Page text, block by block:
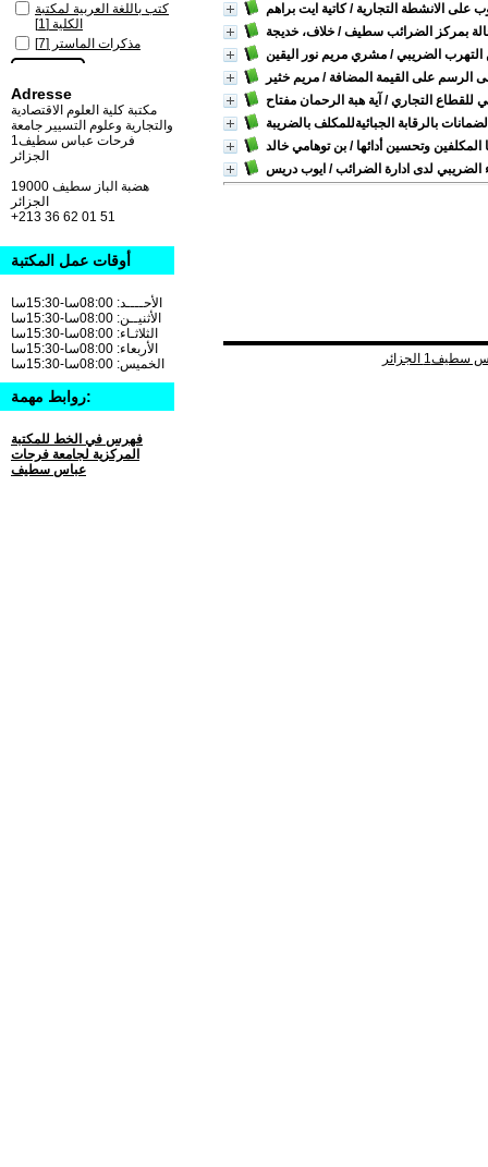
على الانشطة التجارية / كاتية ايت براهم
حالة بمركز الضرائب سطيف/ خلاف، خديجة
التهرب الضريبي/ مشري مريم نور اليقين
الرسم على القيمة المضافة / مريم خثير
للقطاع التجاري/ آية هبة الرحمان مفتاح
بالرقابة الجبائيةللمكلف بالضريبة
وتحسين أدائها / بن توهامي خالد
الضريبي لدى ادارة الضرائب/ ايوب دريس
كتب باللغة العربية لمكتبة
الكلية [1]
مذكرات الماستر [7]
Adresse
مكتبة كلية العلوم الاقتصادية
والتجارية وعلوم التسيير جامعة
فرحات عباس سطيف1
الجزائر
19000 هضبة الباز سطيف
+213 36 62 01 51
أوقات عمل المكتبة
الأحــــد: 08:00سا-15:30سا
الأثنيــن: 08:00سا-15:30سا
الثلاثـاء: 08:00سا-15:30سا
الأربعاء: 08:00سا-15:30سا
الخميس: 08:00سا-15:30سا
روابط مهمة:
فهرس في الخط للمكتبة
المركزية لجامعة فرحات
عباس سطيف